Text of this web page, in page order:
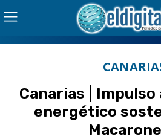
Canarias |
energético